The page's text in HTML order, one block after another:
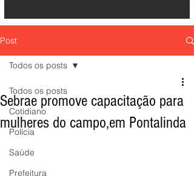
Post
Todos os posts
Cotidiano
Polícia
Saúde
Prefeitura
Todos os posts
Sebrae promove capacitação para
mulheres do campo,em Pontalinda